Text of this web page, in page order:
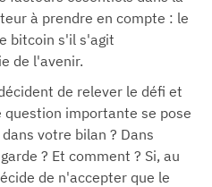
à prendre en compte : le
bitcoin s'il s'agit
de l'avenir.
de relever le défi et
importante se pose
votre bilan ? Dans
? Et comment ? Si, au
de n'accepter que le